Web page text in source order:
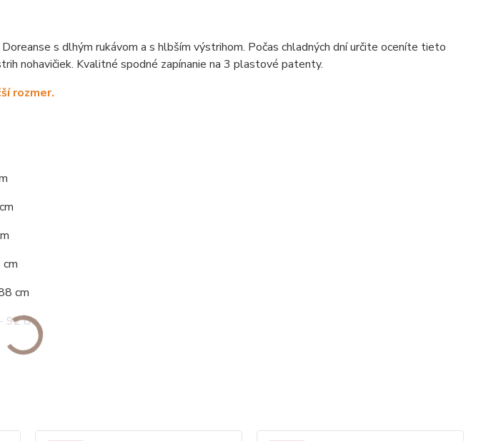
s dlhým rukávom a s hlbším výstrihom. Počas chladných dní určite oceníte tieto
nohavičiek. Kvalitné spodné zapínanie na 3 plastové patenty.
rozmer.
cm
92 cm